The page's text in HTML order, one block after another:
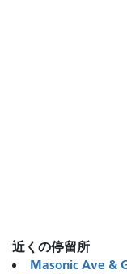
近くの停留所
Masonic Ave &